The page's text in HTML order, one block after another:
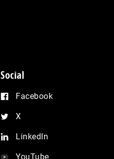
Social
Facebook
X
LinkedIn
YouTube